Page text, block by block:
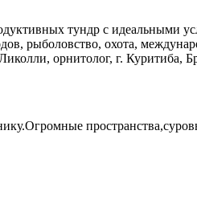
тундр с идеальными
рыболовство, охота,
орнитолог, г. Куритиба,